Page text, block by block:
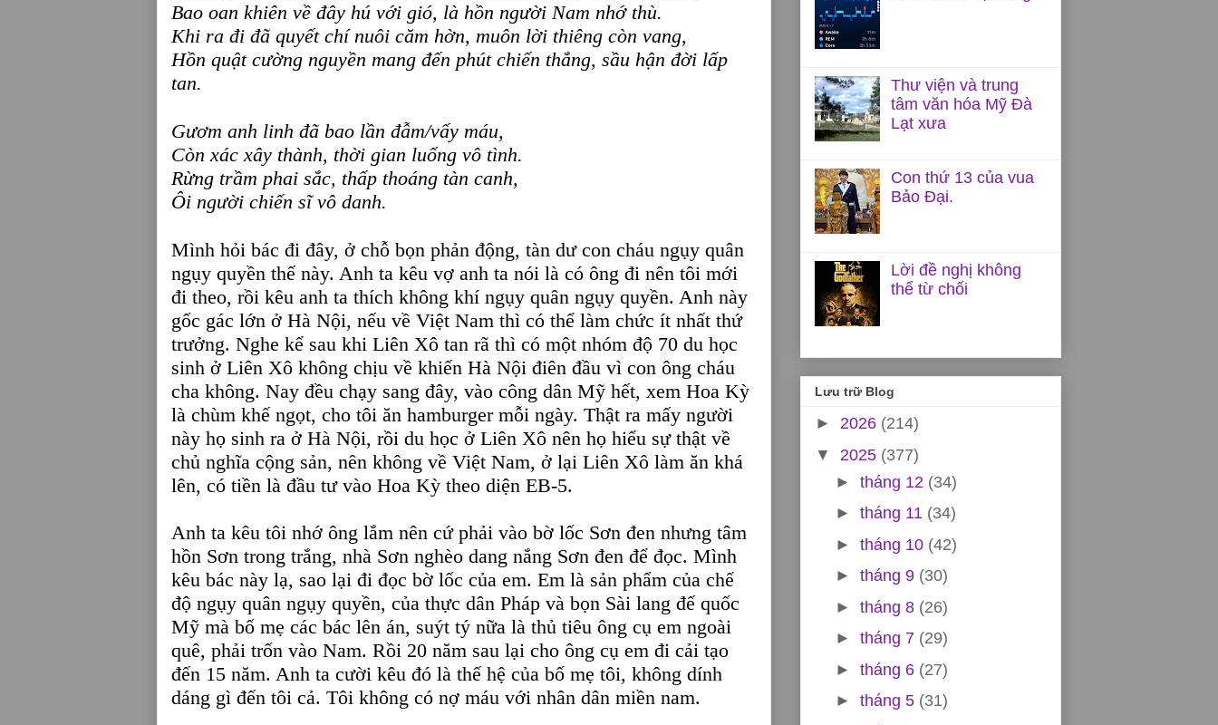
Bao oan khiên về đây hú với gió, là hồn người Nam nhớ thù.
Khi ra đi đã quyết chí nuôi căm hờn, muôn lời thiêng còn vang,
Hồn quật cường nguyền mang đến phút chiến thắng, sầu hận đời lấp
tan.
Gươm anh linh đã bao lần đẫm/vấy máu,
Còn xác xây thành, thời gian luống vô tình.
Rừng trầm phai sắc, thấp thoáng tàn canh,
Ôi người chiến sĩ vô danh.
Mình hỏi bác đi đây, ở chỗ bọn phản động, tàn dư con cháu ngụy quân
ngụy quyền thế này. Anh ta kêu vợ anh ta nói là có ông đi nên tôi mới
đi theo, rồi kêu anh ta thích không khí ngụy quân ngụy quyền. Anh này
gốc gác lớn ở Hà Nội, nếu về Việt Nam thì có thể làm chức ít nhất thứ
trưởng. Nghe kể sau khi Liên Xô tan rã thì có một nhóm độ 70 du học
sinh ở Liên Xô không chịu về khiến Hà Nội điên đầu vì con ông cháu
cha không. Nay đều chạy sang đây, vào công dân Mỹ hết, xem Hoa Kỳ
là chùm khế ngọt, cho tôi ăn hamburger mỗi ngày. Thật ra mấy người
này họ sinh ra ở Hà Nội, rồi du học ở Liên Xô nên họ hiểu sự thật về
chủ nghĩa cộng sản, nên không về Việt Nam, ở lại Liên Xô làm ăn khá
lên, có tiền là đầu tư vào Hoa Kỳ theo diện EB-5.
Anh ta kêu tôi nhớ ông lắm nên cứ phải vào bờ lốc Sơn đen nhưng tâm
hồn Sơn trong trắng, nhà Sơn nghèo dang nắng Sơn đen để đọc. Mình
kêu bác này lạ, sao lại đi đọc bờ lốc của em. Em là sản phẩm của chế
độ ngụy quân ngụy quyền, của thực dân Pháp và bọn Sài lang đế quốc
Mỹ mà bố mẹ các bác lên án, suýt tý nữa là thủ tiêu ông cụ em ngoài
quê, phải trốn vào Nam. Rồi 20 năm sau lại cho ông cụ em đi cải tạo
đến 15 năm. Anh ta cười kêu đó là thế hệ của bố mẹ tôi, không dính
dáng gì đến tôi cả. Tôi không có nợ máu với nhân dân miền nam.
Thư viện và trung
tâm văn hóa Mỹ Đà
Lạt xưa
Con thứ 13 của vua
Bảo Đại.
Lời đề nghị không
thể từ chối
Lưu trữ Blog
► 2026 (214)
▼ 2025 (377)
► tháng 12 (34)
► tháng 11 (34)
► tháng 10 (42)
► tháng 9 (30)
► tháng 8 (26)
► tháng 7 (29)
► tháng 6 (27)
► tháng 5 (31)